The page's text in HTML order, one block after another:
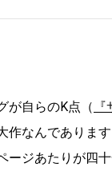
が自らのK点（
作なんでありま
ージあたりが四